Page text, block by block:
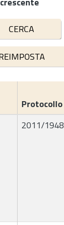
Protocollo
2011/1948